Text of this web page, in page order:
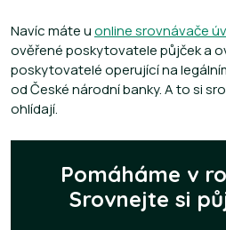
Navíc máte uonline srovnávače
ověřené poskytovatele půjček a
poskytovatelé operující na
od České národní banky. A to si
ohlídají.
Pomáháme v
Srovnejte si